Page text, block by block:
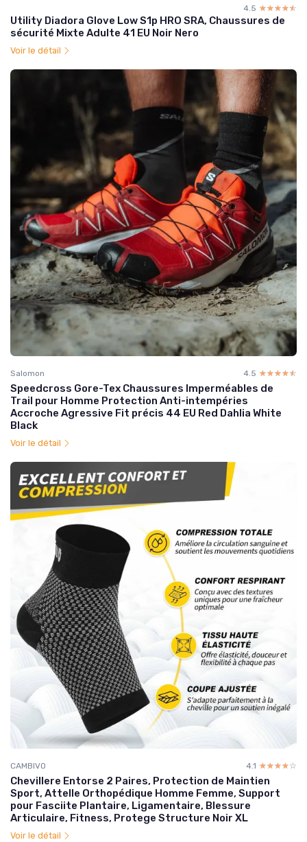
4.5 ☆☆☆☆☆
★★★★★
Utility Diadora Glove Low S1p HRO SRA, Chaussures de
sécurité Mixte Adulte 41 EU Noir Nero
Voir le détail
Salomon 4.5 ☆☆☆☆☆
★★★★★
Speedcross Gore-Tex Chaussures Imperméables de
Trail pour Homme Protection Anti-intempéries
Accroche Agressive Fit précis 44 EU Red Dahlia White
Black
Voir le détail
CAMBIVO 4.1 ☆☆☆☆☆
★★★★★
Chevillere Entorse 2 Paires, Protection de Maintien
Sport, Attelle Orthopédique Homme Femme, Support
pour Fasciite Plantaire, Ligamentaire, Blessure
Articulaire, Fitness, Protege Structure Noir XL
Voir le détail